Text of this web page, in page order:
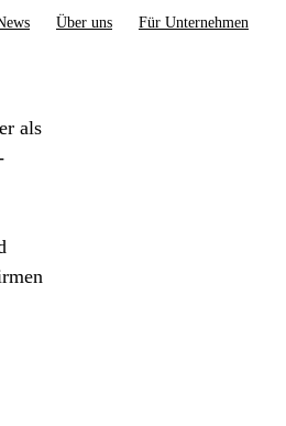
Über uns Für Unternehmen
als